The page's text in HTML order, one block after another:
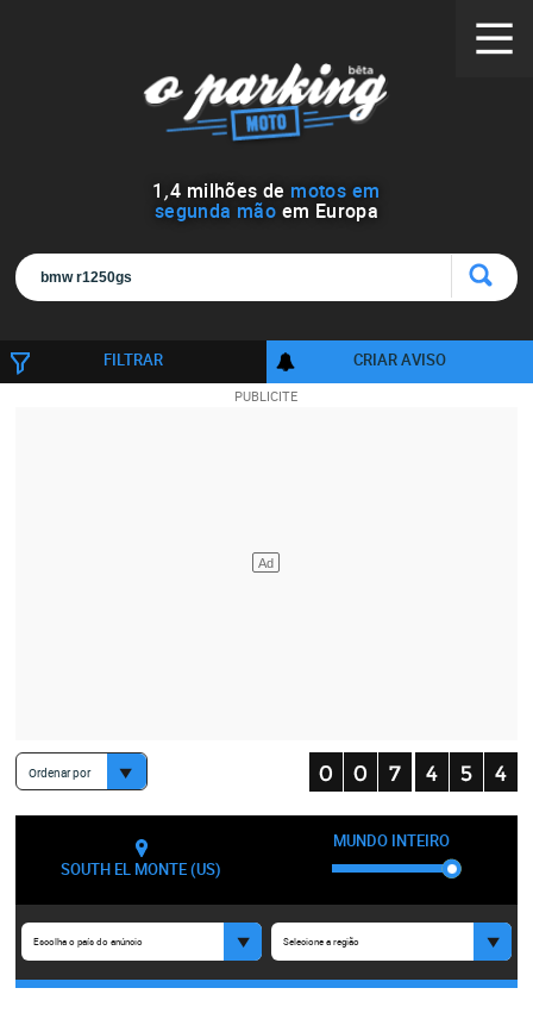
1 ,4 milhões de motos em
segunda mão em Europa
FILTRAR CRIAR AVISO
Ordenar por
SOUTH EL MONTE (US)
MUNDO INTEIRO
Escolha o país do anúncio Selecione a região